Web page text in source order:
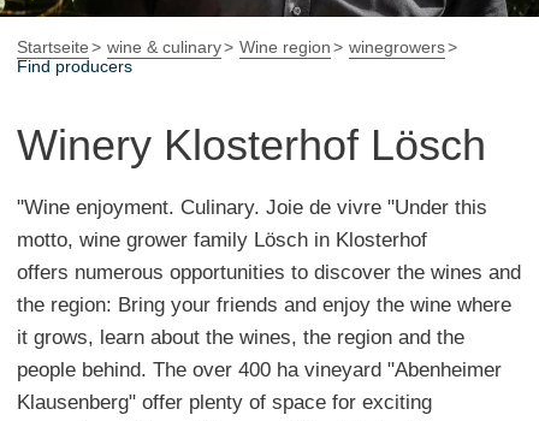
Startseite wine & culinary Wine region
winegrowers
Find producers
Winery Klosterhof Lösch
"Wine enjoyment. Culinary. Joie de vivre "Under this
motto, wine grower family Lösch in Klosterhof
offers numerous opportunities to discover the wines and
the region: Bring your friends and enjoy the wine where
it grows, learn about the wines, the region and the
people behind. The over 400 ha vineyard "Abenheimer
Klausenberg" offer plenty of space for exciting